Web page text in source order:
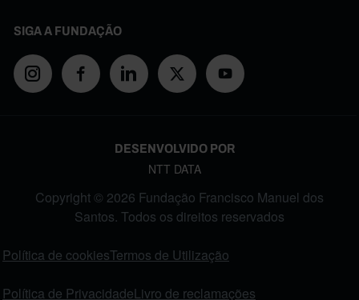
SIGA A FUNDAÇÃO
DESENVOLVIDO POR
NTT DATA
Copyright © 2026 Fundação Francisco Manuel dos
Santos. Todos os direitos reservados
Política de cookiesTermos de Utilização
Política de PrivacidadeLivro de reclamações